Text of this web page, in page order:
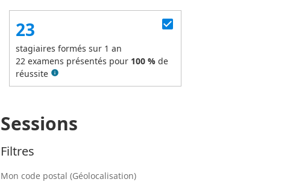
check_box
23
stagiaires formés sur 1 an
22 examens présentés pour 100 %de
réussite info
Sessions
Filtres
Mon code postal (Géolocalisation)